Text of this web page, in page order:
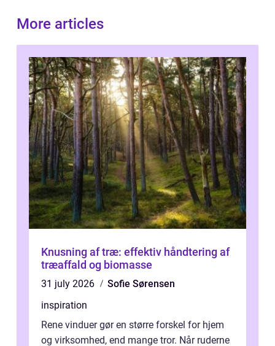
More articles
Knusning af træ: effektiv håndtering af
træaffald og biomasse
31 july 2026
Sofie Sørensen
inspiration
Rene vinduer gør en større forskel for hjem
og virksomhed, end mange tror. Når ruderne